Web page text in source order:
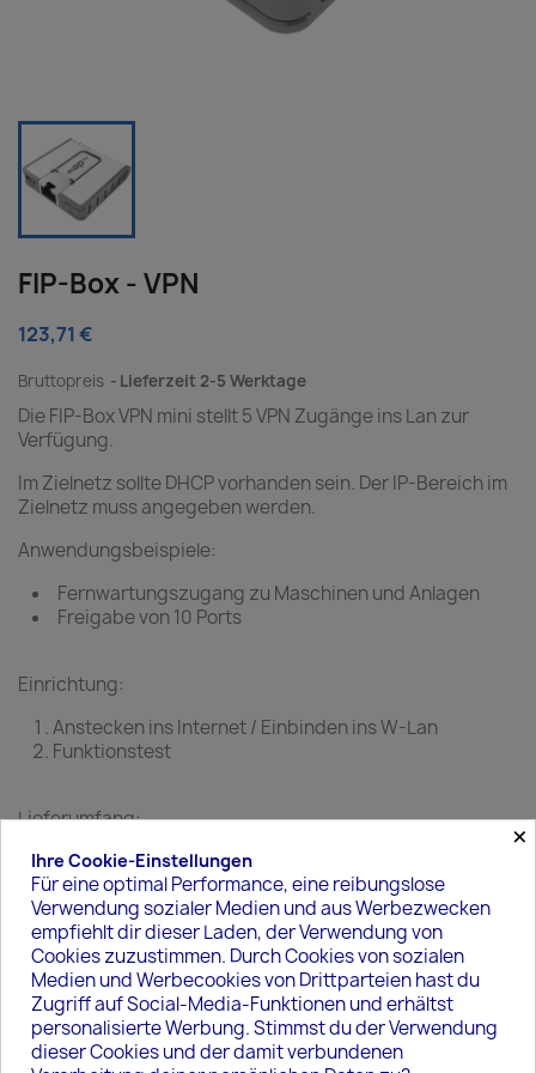
FIP-Box - VPN
123,71 €
Bruttopreis Lieferzeit 2-5 Werktage
Die FIP-Box VPN mini stellt 5 VPN Zugänge ins Lan zur
Verfügung.
Im Zielnetz sollte DHCP vorhanden sein. Der IP-Bereich im
Zielnetz muss angegeben werden.
Anwendungsbeispiele:
Fernwartungszugang zu Maschinen und Anlagen
Freigabe von 10 Ports
Einrichtung:
Anstecken ins Internet / Einbinden ins W-Lan
Funktionstest
Lieferumfang:
Fertig konfigurierter Router
5 VPN zugänge
Netzteil
Bereitstellungskosten und Tunnel für 1 Jahr
Benutzeranpassung
Vergessen Sie nicht Ihre Änderungen zu speichern,
×
Ihre Cookie-Einstellungen
Für eine optimal Performance, eine reibungslose
Verwendung sozialer Medien und aus Werbezwecken
empfiehlt dir dieser Laden, der Verwendung von
Cookies zuzustimmen. Durch Cookies von sozialen
Medien und Werbecookies von Drittparteien hast du
Zugriff auf Social-Media-Funktionen und erhältst
personalisierte Werbung. Stimmst du der Verwendung
dieser Cookies und der damit verbundenen